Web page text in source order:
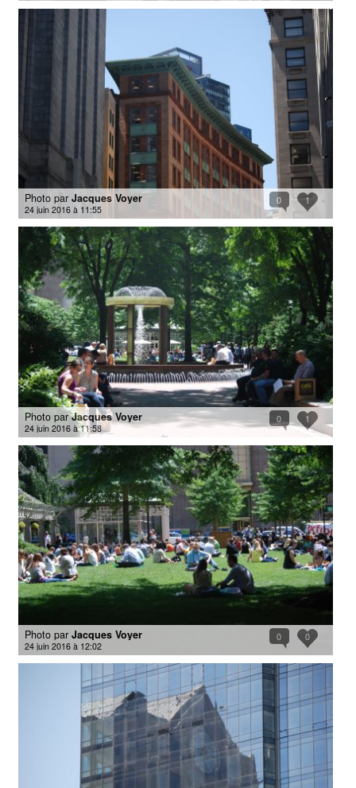
1
0
Photo par Jacques Voyer
24 juin 2016 à 11:55
1
0
Photo parJacques Voyer
24 juin 2016 à 11:58
0
0
Photo par Jacques Voyer
24 juin 2016 à 12:02